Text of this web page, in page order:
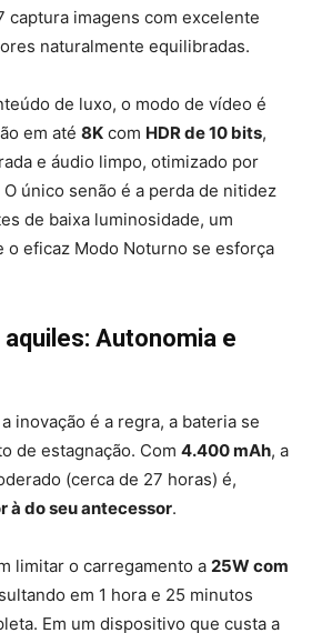
captura imagens com excelente
naturalmente equilibradas.
de luxo, o modo de vídeo é
em até 8K com HDR de 10 bits,
e áudio limpo, otimizado por
único senão é a perda de nitidez
de baixa luminosidade, um
o eficaz Modo Noturno se esforça
aquiles: Autonomia e
inovação é a regra, a bateria se
de estagnação. Com 4.400 mAh, a
(cerca de 27 horas) é,
à do seu antecessor.
limitar o carregamento a 25W com
em 1 hora e 25 minutos
Em um dispositivo que custa a